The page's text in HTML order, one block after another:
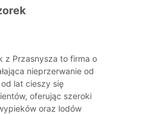
z Przasnysza to firma o
nieprzerwanie od
lat cieszy się
oferując szeroki
oraz lodów